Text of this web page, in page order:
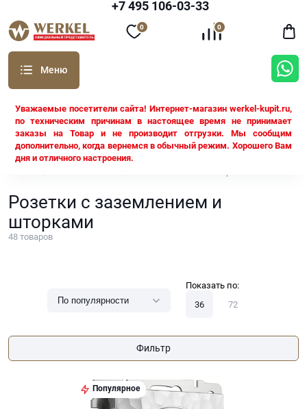
+7 495 106-03-33
Уважаемые посетители сайта! Интернет-магазин werkel-kupit.ru,
по техническим причинам в настоящее время не принимает
заказы на Товар и не производит отгрузки. Мы сообщим
дополнительно, когда вернемся в обычный режим. Хорошего Вам
дня и отличного настроения.
0 0
Розетки с заземлением и
шторками
48 товаров
Показать по:
36
72
Фильтр
Популярное